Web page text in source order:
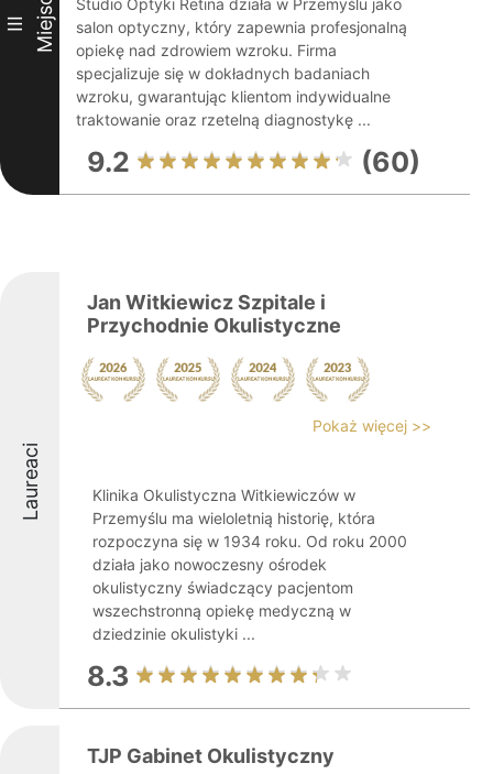
III Miejsce
Studio Optyki Retina działa w Przemyślu jako
salon optyczny, który zapewnia profesjonalną
opiekę nad zdrowiem wzroku. Firma
specjalizuje się w dokładnych badaniach
wzroku, gwarantując klientom indywidualne
traktowanie oraz rzetelną diagnostykę ...
9.2 (60)
Laureaci
Jan Witkiewicz Szpitale i
Przychodnie Okulistyczne
Pokaż więcej >>
Klinika Okulistyczna Witkiewiczów w
Przemyślu ma wieloletnią historię, która
rozpoczyna się w 1934 roku. Od roku 2000
działa jako nowoczesny ośrodek
okulistyczny świadczący pacjentom
wszechstronną opiekę medyczną w
dziedzinie okulistyki ...
8.3
TJP Gabinet Okulistyczny